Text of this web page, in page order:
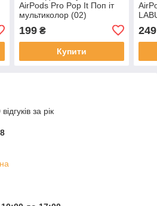
AirPods Pro Pop It Поп іт
мультиколор (02)
199₴
Купити
249
за рік